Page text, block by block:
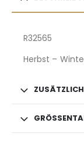
R32565
Herbst –